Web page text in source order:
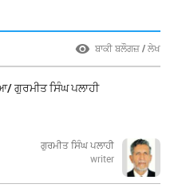
ਬਾਕੀ ਬਲੌਗਜ਼ / ਲੇਖ
ਗੁਰਮੀਤ ਸਿੰਘ ਪਲਾਹੀ
ਗੁਰਮੀਤ ਸਿੰਘ ਪਲਾਹੀ
writer